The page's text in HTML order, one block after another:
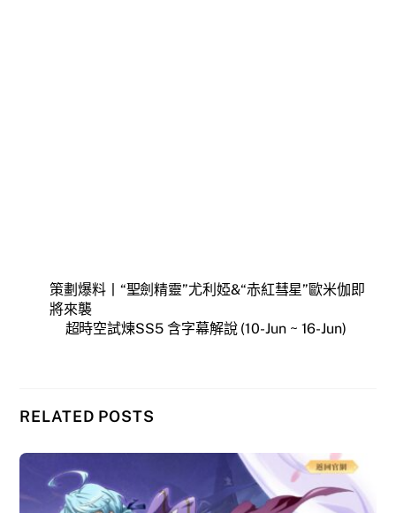
策劃爆料丨“聖劍精靈”尤利婭&“赤紅彗星”歐米伽即
將來襲
超時空試煉SS5 含字幕解說 (10-Jun ~ 16-Jun)
RELATED POSTS